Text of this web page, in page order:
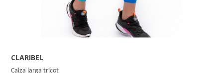
CLARIBEL
Calza larga tricot